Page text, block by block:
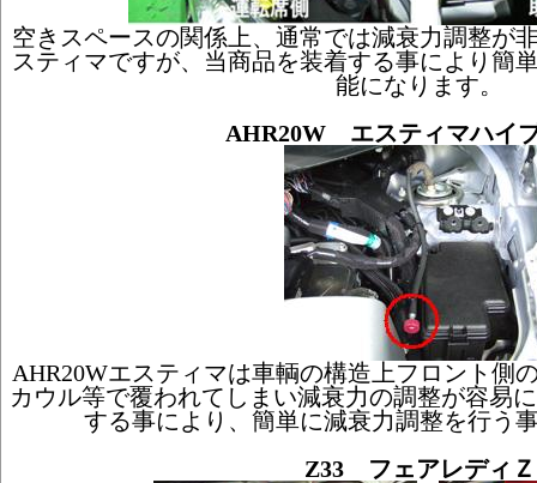
空きスペースの関係上、通常では減衰力調整が
スティマですが、当商品を装着する事により簡
能になります。
AHR20W エスティマハイ
AHR20Wエスティマは車輌の構造上フロント側
カウル等で覆われてしまい減衰力の調整が容易
する事により、簡単に減衰力調整を行う
Z33 フェアレディＺ